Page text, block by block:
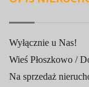
Wyłącznie u Nas!
Wieś Płoszkowo /
Na sprzedaż